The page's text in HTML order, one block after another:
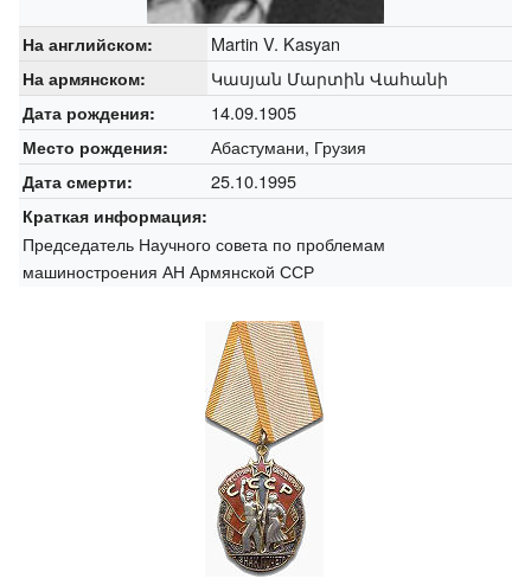
На английском: Martin V. Kasyan
На армянском: Կասյան Մարտին Վահանի
Дата рождения: 14.09.1905
Место рождения: Абастумани, Грузия
Дата смерти: 25.10.1995
Краткая информация:
Председатель Научного совета по проблемам
машиностроения АН Армянской ССР